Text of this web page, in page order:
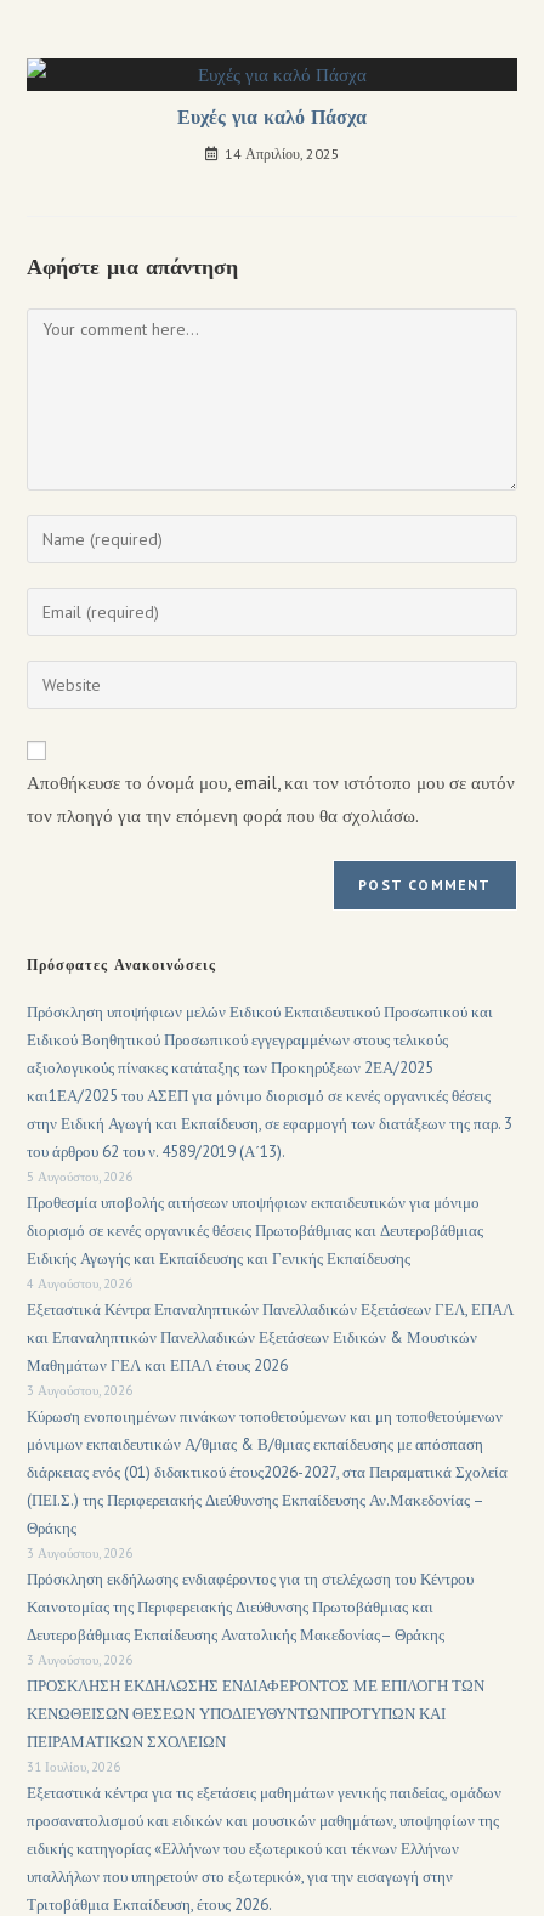
Ευχές για καλό Πάσχα
14 Απριλίου, 2025
Αφήστε μια απάντηση
Αποθήκευσε το όνομά μου, email, και τον ιστότοπο μου σε αυτόν
τον πλοηγό για την επόμενη φορά που θα σχολιάσω.
Πρόσφατες Ανακοινώσεις
Πρόσκληση υποψήφιων μελών Ειδικού Εκπαιδευτικού Προσωπικού και
Ειδικού Βοηθητικού Προσωπικού εγγεγραμμένων στους τελικούς
αξιολογικούς πίνακες κατάταξης των Προκηρύξεων 2ΕΑ/2025
και1ΕΑ/2025 του ΑΣΕΠ για μόνιμο διορισμό σε κενές οργανικές θέσεις
στην Ειδική Αγωγή και Εκπαίδευση, σε εφαρμογή των διατάξεων της παρ. 3
του άρθρου 62 του ν. 4589/2019 (Α΄13).
5 Αυγούστου, 2026
Προθεσμία υποβολής αιτήσεων υποψήφιων εκπαιδευτικών για μόνιμο
διορισμό σε κενές οργανικές θέσεις Πρωτοβάθμιας και Δευτεροβάθμιας
Ειδικής Αγωγής και Εκπαίδευσης και Γενικής Εκπαίδευσης
4 Αυγούστου, 2026
Εξεταστικά Κέντρα Επαναληπτικών Πανελλαδικών Εξετάσεων ΓΕΛ, ΕΠΑΛ
και Επαναληπτικών Πανελλαδικών Εξετάσεων Ειδικών & Μουσικών
Μαθημάτων ΓΕΛ και ΕΠΑΛ έτους 2026
3 Αυγούστου, 2026
Κύρωση ενοποιημένων πινάκων τοποθετούμενων και μη τοποθετούμενων
μόνιμων εκπαιδευτικών Α/θμιας & Β/θμιας εκπαίδευσης με απόσπαση
διάρκειας ενός (01) διδακτικού έτους2026-2027, στα Πειραματικά Σχολεία
(ΠΕΙ.Σ.) της Περιφερειακής Διεύθυνσης Εκπαίδευσης Αν.Μακεδονίας –
Θράκης
3 Αυγούστου, 2026
Πρόσκληση εκδήλωσης ενδιαφέροντος για τη στελέχωση του Κέντρου
Καινοτομίας της Περιφερειακής Διεύθυνσης Πρωτοβάθμιας και
Δευτεροβάθμιας Εκπαίδευσης Ανατολικής Μακεδονίας– Θράκης
3 Αυγούστου, 2026
ΠΡΟΣΚΛΗΣΗ ΕΚΔΗΛΩΣΗΣ ΕΝΔΙΑΦΕΡΟΝΤΟΣ ΜΕ ΕΠΙΛΟΓΗ ΤΩΝ
ΚΕΝΩΘΕΙΣΩΝ ΘΕΣΕΩΝ ΥΠΟΔΙΕΥΘΥΝΤΩΝΠΡΟΤΥΠΩΝ ΚΑΙ
ΠΕΙΡΑΜΑΤΙΚΩΝ ΣΧΟΛΕΙΩΝ
31 Ιουλίου, 2026
Εξεταστικά κέντρα για τις εξετάσεις μαθημάτων γενικής παιδείας, ομάδων
προσανατολισμού και ειδικών και μουσικών μαθημάτων, υποψηφίων της
ειδικής κατηγορίας «Ελλήνων του εξωτερικού και τέκνων Ελλήνων
υπαλλήλων που υπηρετούν στο εξωτερικό», για την εισαγωγή στην
Τριτοβάθμια Εκπαίδευση, έτους 2026.